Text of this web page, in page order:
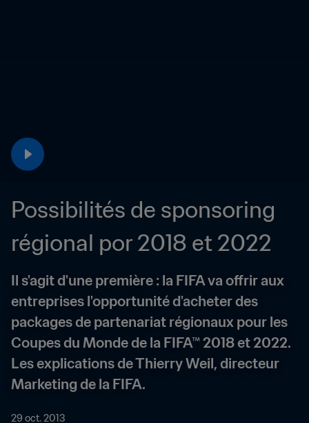
Possibilités de sponsoring
régional por 2018 et 2022
Il s'agit d'une première : la FIFA va offrir aux
entreprises l'opportunité d'acheter des
packages de partenariat régionaux pour les
Coupes du Monde de la FIFA™ 2018 et 2022.
Les explications de Thierry Weil, directeur
Marketing de la FIFA.
29 oct. 2013